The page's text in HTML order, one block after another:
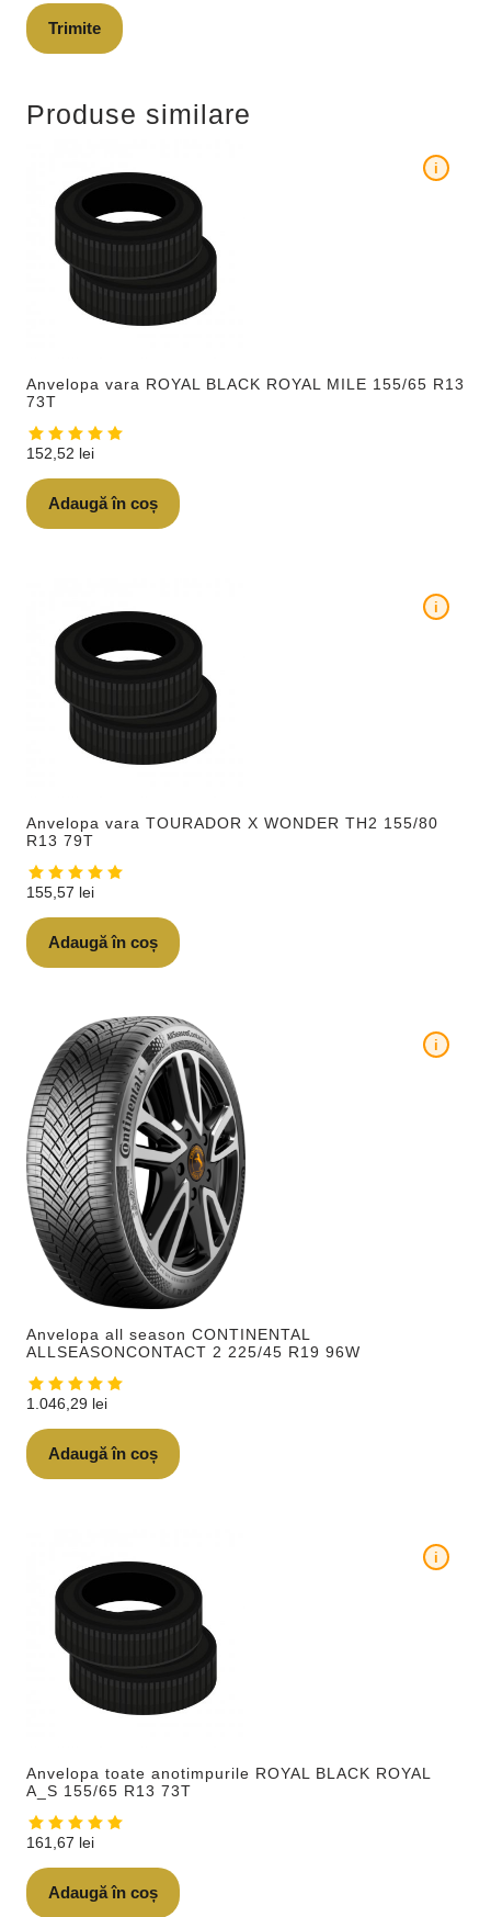
Produse similare
Anvelopa vara ROYAL BLACK ROYAL MILE 155/65 R13
73T
i
152,52 lei
Adaugă în coș
Anvelopa vara TOURADOR X WONDER TH2 155/80
R13 79T
i
155,57 lei
Adaugă în coș
Anvelopa all season CONTINENTAL
ALLSEASONCONTACT 2 225/45 R19 96W
i
1.046,29 lei
Adaugă în coș
Anvelopa toate anotimpurile ROYAL BLACK ROYAL
A_S 155/65 R13 73T
i
161,67 lei
Adaugă în coș